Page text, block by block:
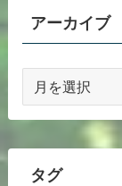
アーカイブ
カ
イ
タグ